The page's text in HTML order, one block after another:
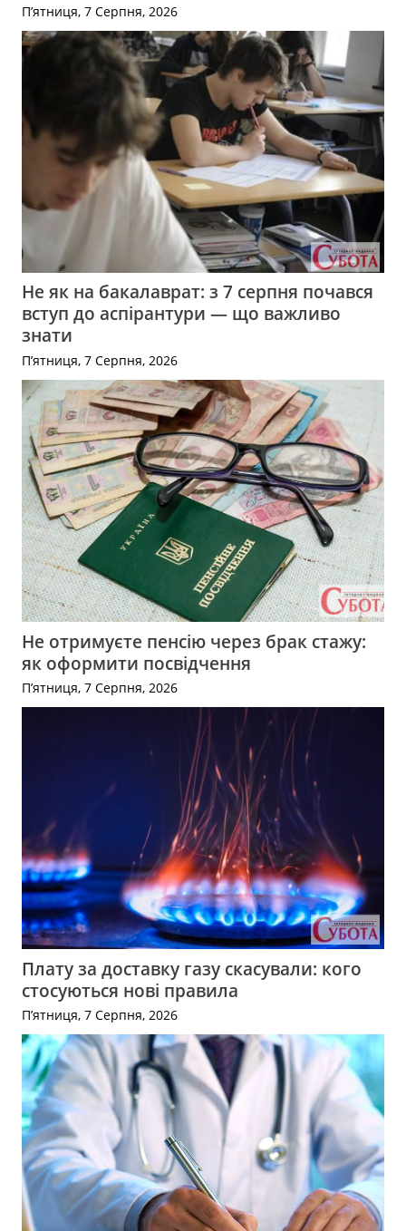
П’ятниця, 7 Серпня, 2026
Не як на бакалаврат: з 7 серпня почався
вступ до аспірантури — що важливо
знати
П’ятниця, 7 Серпня, 2026
Не отримуєте пенсію через брак стажу:
як оформити посвідчення
П’ятниця, 7 Серпня, 2026
Плату за доставку газу скасували: кого
стосуються нові правила
П’ятниця, 7 Серпня, 2026